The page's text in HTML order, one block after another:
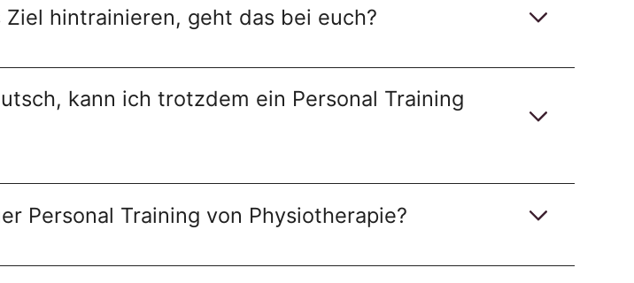
hintrainieren, geht das bei euch?
kann ich trotzdem ein Personal Training
Personal Training von Physiotherapie?